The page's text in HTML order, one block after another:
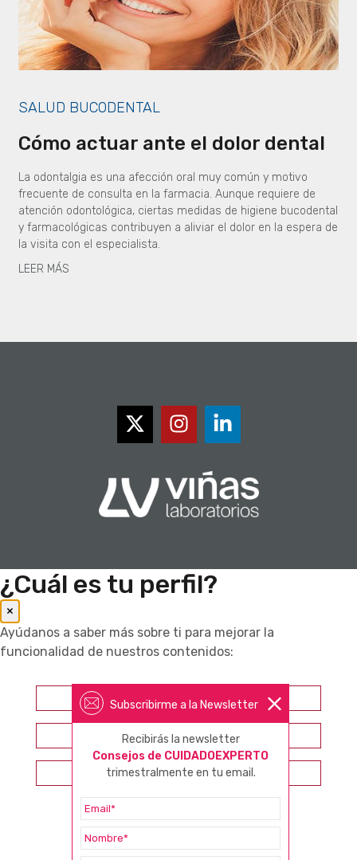
SALUD BUCODENTAL
Cómo actuar ante el dolor dental
La odontalgia es una afección oral muy común y motivo
frecuente de consulta en la farmacia. Aunque requiere de
atención odontológica, ciertas medidas de higiene bucodental
y farmacológicas contribuyen a aliviar el dolor en la espera de
la visita con el especialista.
LEER MÁS
Subscribirme a la Newsletter
Recibirás la newsletter
Consejos de CUIDADOEXPERTO
trimestralmente en tu email.
¿Cuál es tu perfil?
×
Ayúdanos a saber más sobre ti para mejorar la
funcionalidad de nuestros contenidos:
Farmacéutico
Otros profesionales sanitarios
Consumidor